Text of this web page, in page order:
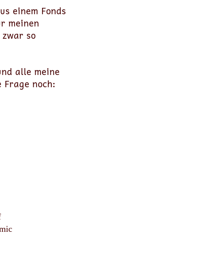
einem Fonds
meinen
zwar so
alle meine
Frage noch: